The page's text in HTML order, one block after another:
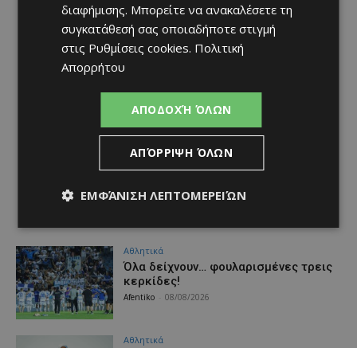
Αθλητικά
Όλα δείχνουν… φουλαρισμένες τρεις
κερκίδες!
Afentiko 08/08/2026
Αθλητικά
διαφήμισης. Μπορείτε να ανακαλέσετε τη
συγκατάθεσή σας οποιαδήποτε στιγμή
στις Ρυθμίσεις cookies. Πολιτική
Απορρήτου
ΑΠΟΔΟΧΉ ΌΛΩΝ
ΑΠΌΡΡΙΨΗ ΌΛΩΝ
ΕΜΦΆΝΙΣΗ ΛΕΠΤΟΜΕΡΕΙΏΝ